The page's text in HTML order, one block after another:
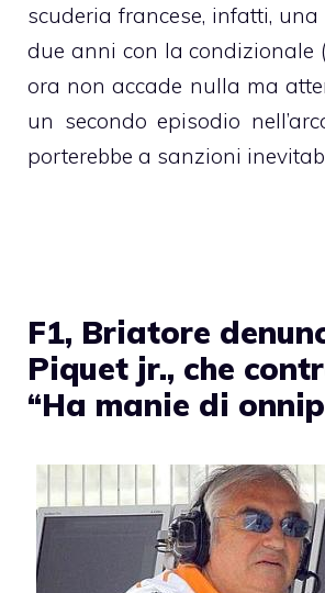
scuderia francese, infatti,
due anni con la condizionale
ora non accade nulla ma
un secondo episodio
porterebbe a sanzioni
F1, Briatore
Piquet jr., che
“Ha manie di